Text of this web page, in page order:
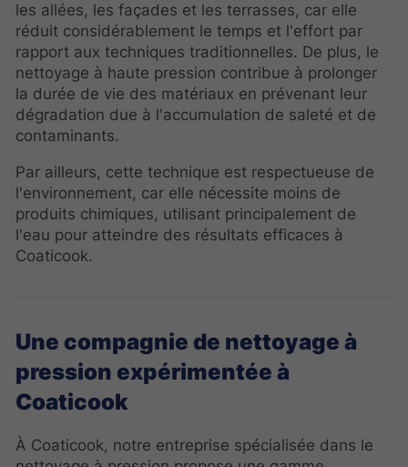
les allées, les façades et les terrasses, car elle
réduit considérablement le temps et l'effort par
rapport aux techniques traditionnelles. De plus, le
nettoyage à haute pression contribue à prolonger
la durée de vie des matériaux en prévenant leur
dégradation due à l'accumulation de saleté et de
contaminants.
Par ailleurs, cette technique est respectueuse de
l'environnement, car elle nécessite moins de
produits chimiques, utilisant principalement de
l'eau pour atteindre des résultats efficaces à
Coaticook.
Une compagnie de nettoyage à
pression expérimentée à
Coaticook
À Coaticook, notre entreprise spécialisée dans le